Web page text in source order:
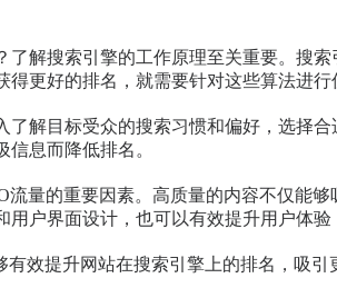
解搜索引擎的工作原理至关重要。搜
更好的排名，就需要针对这些算法进行
解目标受众的搜索习惯和偏好，选择
息而降低排名。
量的重要因素。高质量的内容不仅能
户界面设计，也可以有效提升用户体验
效提升网站在搜索引擎上的排名，吸